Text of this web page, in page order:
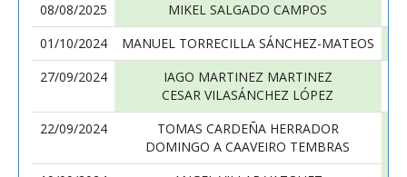
08/08/2025
MIKEL SALGADO CAMPOS
01/10/2024
MANUEL TORRECILLA SÁNCHEZ-MATEOS
27/09/2024
IAGO MARTINEZ MARTINEZ
CESAR VILASÁNCHEZ LÓPEZ
22/09/2024
TOMAS CARDEÑA HERRADOR
DOMINGO A CAAVEIRO TEMBRAS